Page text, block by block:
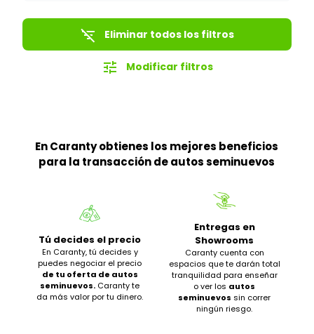
filter_list_off Eliminar todos los filtros
tune Modificar filtros
En Caranty obtienes los mejores beneficios
para la transacción de autos seminuevos
Tú decides el precio
En Caranty, tú decides y
puedes negociar el precio
de tu oferta de autos
seminuevos. Caranty te
da más valor por tu dinero.
Entregas en
Showrooms
Caranty cuenta con
espacios que te darán total
tranquilidad para enseñar
o ver los autos
seminuevos sin correr
ningún riesgo.